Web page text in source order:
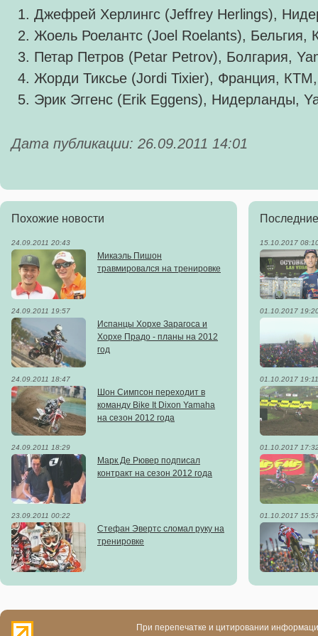
Джефрей Херлингс (Jeffrey Herlings),
Жоель Роелантс (Joel Roelants), Бельгия,
Петар Петров (Petar Petrov), Болгария,
Жорди Тиксье (Jordi Tixier), Франция,
Эрик Эггенс (Erik Eggens), Нидерланды,
Дата публикации: 26.09.2011 14:01
Похожие новости
24.09.2011 20:43
Микаэль Пишон
травмировался на тренировке
24.09.2011 19:57
Испанцы Хорхе Зарагоса и
Хорхе Прадо - планы на 2012
год
24.09.2011 18:47
Шон Симпсон переходит в
команду Bike It Dixon Yamaha
на сезон 2012 года
24.09.2011 18:29
Марк Де Рювер подписал
контракт на сезон 2012 года
23.09.2011 00:22
Стефан Эвертс сломал руку на
тренировке
15.10.2017
01.10.2017
01.10.2017 19:11
01.10.2017
01.10.2017
При перепечатке и цитировании